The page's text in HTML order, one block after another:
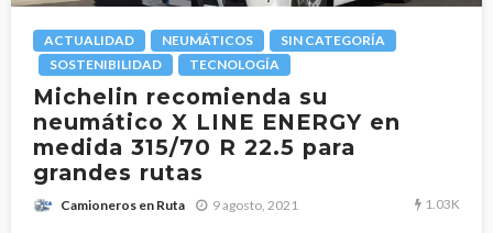
ACTUALIDAD NEUMÁTICOS
SIN CATEGORÍA
SOSTENIBILIDAD
TECNOLOGÍA
Michelin recomienda su
neumático X LINE ENERGY en
medida 315/70 R 22.5 para
grandes rutas
Camioneros en Ruta 9 agosto, 2021 1.03K